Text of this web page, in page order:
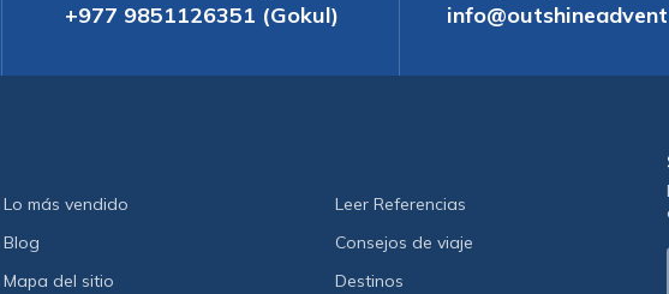
+977 9851126351 (Gokul)
Lo más vendido
Leer Referencias
Blog
Consejos de viaje
Mapa del sitio
Destinos